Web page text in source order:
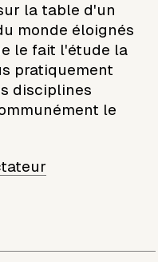
la table d'un
monde éloignés
le fait l'étude la
pratiquement
disciplines
le